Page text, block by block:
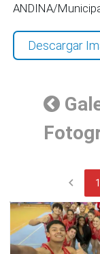
ANDINA/
Descargar
chevron_left 1